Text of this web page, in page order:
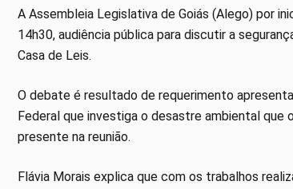
A Assembleia Legislativa de Goiás (Alego) por
14h30, audiência pública para discutir a
Casa de Leis.
O debate é resultado de requerimento
Federal que investiga o desastre ambiental que
presente na reunião.
Flávia Morais explica que com os trabalhos